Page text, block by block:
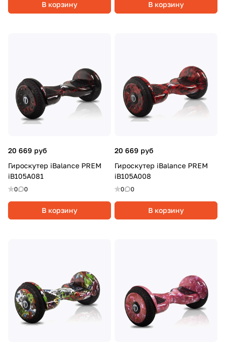
В корзину В корзину
20 669 руб
Гироскутер iBalance PREM
iB105A081
0 0
В корзину
20 669 руб
Гироскутер iBalance PREM
iB105A008
0 0
В корзину